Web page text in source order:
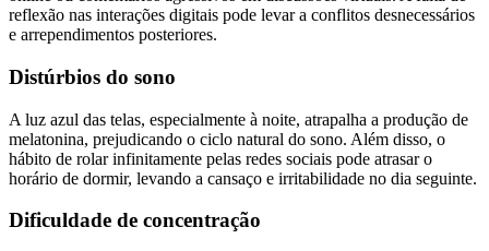
reflexão nas interações digitais pode levar a conflitos desnecessários
e arrependimentos posteriores.
Distúrbios do sono
A luz azul das telas, especialmente à noite, atrapalha a produção de
melatonina, prejudicando o ciclo natural do sono. Além disso, o
hábito de rolar infinitamente pelas redes sociais pode atrasar o
horário de dormir, levando a cansaço e irritabilidade no dia seguinte.
Dificuldade de concentração